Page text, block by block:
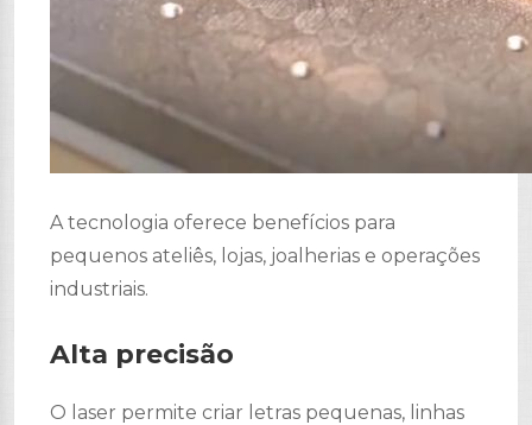
A tecnologia oferece benefícios para
pequenos ateliês, lojas, joalherias e operações
industriais.
Alta precisão
O laser permite criar letras pequenas, linhas